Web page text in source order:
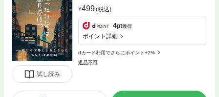
試し読み
499(税込)
4pt獲得
ポイント詳細
dカード利用でさらにポイント+2%
返品不可